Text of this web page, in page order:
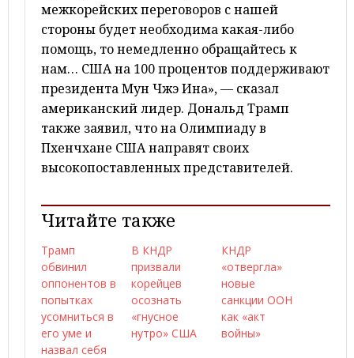
межкорейских переговоров с нашей
стороны будет необходима какая-либо
помощь, то немедленно обращайтесь к
нам… США на 100 процентов поддерживают
президента Мун Чжэ Ина», — сказал
американский лидер. Дональд Трамп
также заявил, что на Олимпиаду в
Пхенчхане США направят своих
высокопоставленных представителей.
Читайте также
Трамп
обвинил
оппонентов в
попытках
усомниться в
его уме и
назвал себя
В КНДР
призвали
корейцев
осознать
«гнусное
нутро» США
КНДР
«отвергла»
новые
санкции ООН
как «акт
войны»